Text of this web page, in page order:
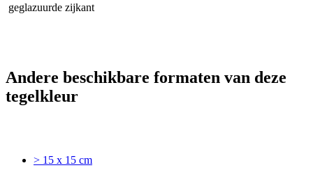
geglazuurde zijkant
Andere beschikbare formaten van deze
tegelkleur
> 15 x 15 cm